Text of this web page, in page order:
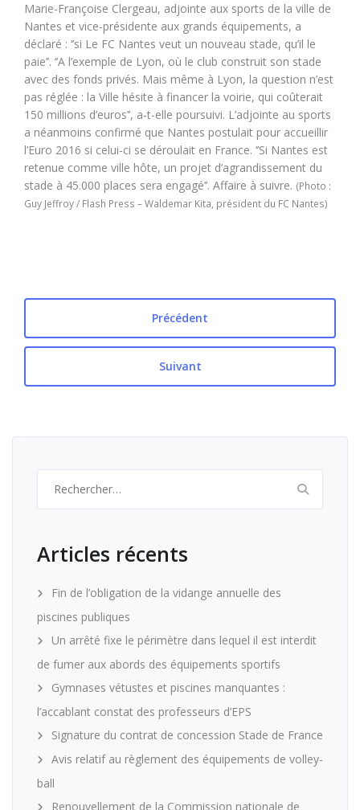
Marie-Françoise Clergeau, adjointe aux sports de la ville de
Nantes et vice-présidente aux grands équipements, a
déclaré : ‘’si Le FC Nantes veut un nouveau stade, qu’il le
paie’’. ‘’A l’exemple de Lyon, où le club construit son stade
avec des fonds privés. Mais même à Lyon, la question n’est
pas réglée : la Ville hésite à financer la voirie, qui coûterait
150 millions d’euros’’, a-t-elle poursuivi. L’adjointe au sports
a néanmoins confirmé que Nantes postulait pour accueillir
l’Euro 2016 si celui-ci se déroulait en France. ‘’Si Nantes est
retenue comme ville hôte, un projet d’agrandissement du
stade à 45.000 places sera engagé’’. Affaire à suivre. (Photo :
Guy Jeffroy / Flash Press – Waldemar Kita, président du FC Nantes)
Précédent
Suivant
Articles récents
Fin de l’obligation de la vidange annuelle des
piscines publiques
Un arrêté fixe le périmètre dans lequel il est interdit
de fumer aux abords des équipements sportifs
Gymnases vétustes et piscines manquantes :
l’accablant constat des professeurs d’EPS
Signature du contrat de concession Stade de France
Avis relatif au règlement des équipements de volley-
ball
Renouvellement de la Commission nationale de